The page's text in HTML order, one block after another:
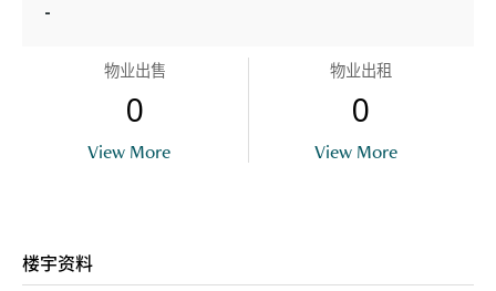
-
物业出售
0
View More
物业出租
0
View More
楼宇资料